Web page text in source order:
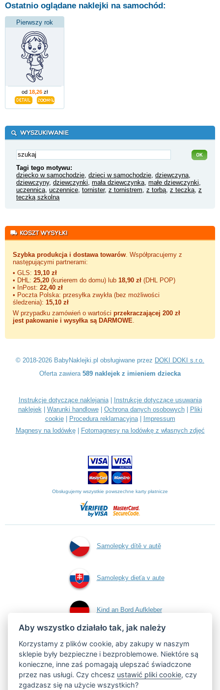
Ostatnio oglądane naklejki na samochód:
Pierwszy rok
od 18,26 zł
Tagi tego motywu:
dziecko w samochodzie dzieci w samochodzie dziewczyna
dziewczyny, dziewczynki mała dziewczynka małe dziewczynki
uczennica uczennice tornister, z tornistrem z torbą z teczką z
teczką szkolną
Szybka produkcja i dostawa towarów . Współpracujemy z
następującymi partnerami:
• GLS: 19,10 zł
• DHL: 25,20 (kurierem do domu) lub 18,90 zł (DHL POP)
• InPost: 22,40 zł
• Poczta Polska: przesyłka zwykła (bez możliwości
śledzenia): 15,10 zł
W przypadku zamówień o wartości przekraczającej 200 zł
jest pakowanie i wysyłka są DARMOWE
© 2018-2026 BabyNaklejki.pl obsługiwane przez DOKI DOKI s.r.o.
Oferta zawiera 589 naklejek z imieniem dziecka
Instrukcje dotyczące naklejania|
Instrukcje dotyczące usuwania
naklejek| Warunki handlowe| Ochrona danych osobowych|
Pliki
cookie| Procedura reklamacyjna|
Impressum
Magnesy na lodówkę| Fotomagnesy na lodówkę z własnych zdjęć
Obsługujemy wszystkie powszechne karty płatnicze
Samolepky dítě v autě
Samolepky dieťa v aute
Kind an Bord Aufkleber
Naklejki dziecko w
aucie
Aby wszystko działało tak, jak należy
Korzystamy z plików cookie, aby zakupy w naszym
sklepie były bezpieczne i bezproblemowe. Niektóre są
konieczne, inne zaś pomagają ulepszać świadczone
przez nas usługi. Czy chcesz ustawić pliki cookie, czy
zgadzasz się na użycie wszystkich?